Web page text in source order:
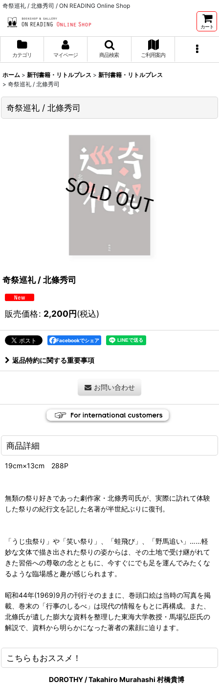
奇祭巡礼 / 北條秀司 / ON READING Online Shop
カート
カテゴリ マイページ 商品検索 ご利用案内
ホーム > 新刊書籍・リトルプレス > 新刊書籍・リトルプレス
> 奇祭巡礼 / 北條秀司
奇祭巡礼 / 北條秀司
奇祭巡礼 / 北條秀司
販売価格: 2,200円(税込)
Facebookでシェア
返品特約に関する重要事項
お問い合わせ
商品詳細
19cm×13cm 288P
無類の祭り好きであった劇作家・北條秀司氏が、実際に訪れて体験
した祭りの紀行文を記した名著が半世紀ぶりに復刊。
「うじ虫祭り」や「笑い祭り」、「蛙飛び」、「野馬追い」……軽
妙な文体で描き出された祭りの姿からは、その土地で受け継がれて
きた習俗への尊敬の念とともに、今すぐにでも足を運んでみたくな
るような臨場感と趣が感じられます。
昭和44年(1969)9月の刊行そのままに、巻頭口絵は当時の写真を掲
載、巻末の「行事のしるべ」は現代の情報をもとに再構成。また、
北條氏が遺した膨大な資料を整理した東海大学教授・馬場弘臣氏の
解説で、資料から明らかになった著者の素顔に迫ります。
こちらもおススメ！
DOROTHY / Takahiro Murahashi 村橋貴博